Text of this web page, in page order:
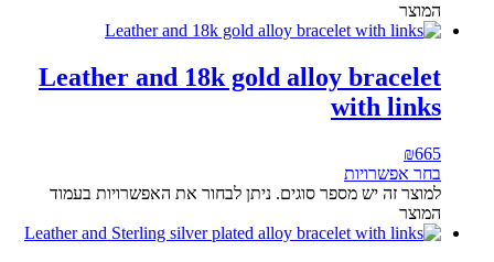
המוצר
Leather and 18k gold alloy bracelet
with links
₪665
בחר אפשרויות
למוצר זה יש מספר סוגים. ניתן לבחור את האפשרויות בעמוד
המוצר